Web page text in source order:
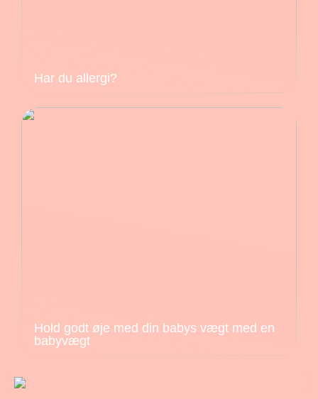
Har du allergi?
Hold godt øje med din babys vægt med en
babyvægt